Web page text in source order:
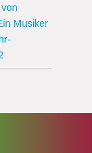
Musiker